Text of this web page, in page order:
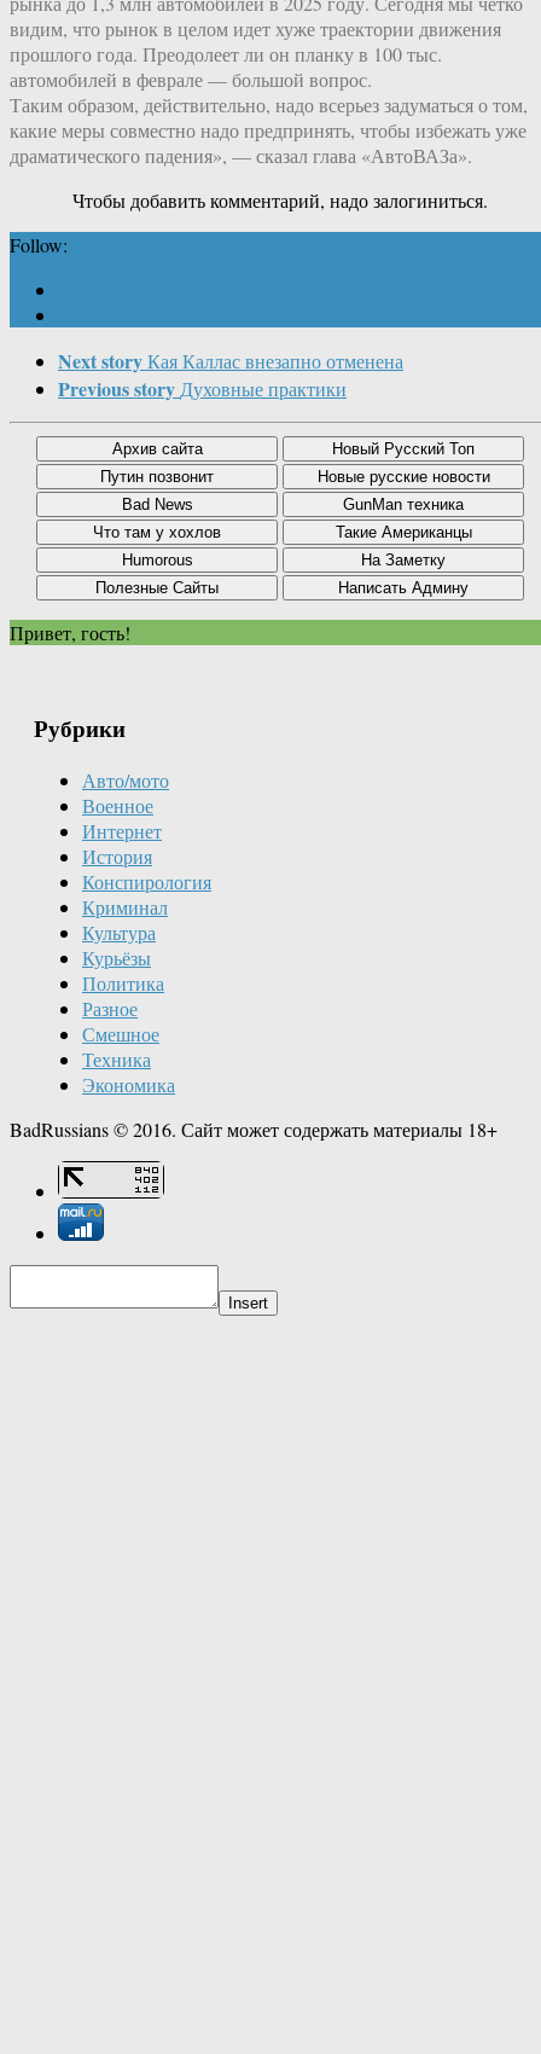
видим, что рынок в целом идет хуже траектории движения
прошлого года. Преодолеет ли он планку в 100 тыс.
автомобилей в феврале — большой вопрос.
Таким образом, действительно, надо всерьез задуматься о том,
какие меры совместно надо предпринять, чтобы избежать уже
драматического падения», — сказал глава «АвтоВАЗа».
Чтобы добавить комментарий, надо залогиниться.
Follow:
Next storyКая Каллас внезапно отменена
Previous storyДуховные практики
Привет, гость!
Рубрики
Авто/мото
Военное
Интернет
История
Конспирология
Криминал
Культура
Курьёзы
Политика
Разное
Смешное
Техника
Экономика
BadRussians © 2016. Сайт может содержать материалы 18+
Insert